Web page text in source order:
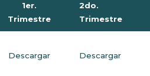
1er.
Trimestre
2do.
Trimestre
Descargar Descargar